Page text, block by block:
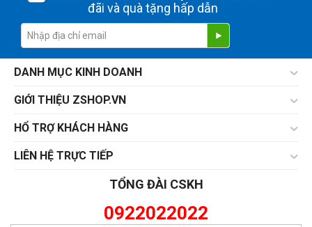
đãi và quà tặng hấp dẫn
DANH MỤC KINH DOANH
GIỚI THIỆU ZSHOP.VN
HỔ TRỢ KHÁCH HÀNG
LIÊN HỆ TRỰC TIẾP
TỔNG ĐÀI CSKH
0922022022